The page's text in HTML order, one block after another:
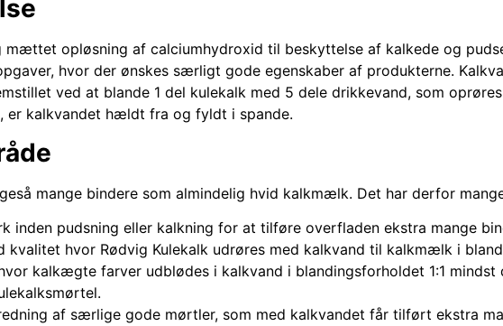
mættet opløsning af calciumhydroxid til beskyttelse af kalkede og
hvor der ønskes særligt gode egenskaber af produkterne.
ved at blande 1 del kulekalk med 5 dele drikkevand, som
er kalkvandet hældt fra og fyldt i spande.
mange bindere som almindelig hvid kalkmælk. Det har derfor
inden pudsning eller kalkning for at tilføre overfladen ekstra mange
hvor Rødvig Kulekalk udrøres med kalkvand til kalkmælk i
kalkægte farver udblødes i kalkvand i blandingsforholdet 1:1
af særlige gode mørtler, som med kalkvandet får tilført ekstra